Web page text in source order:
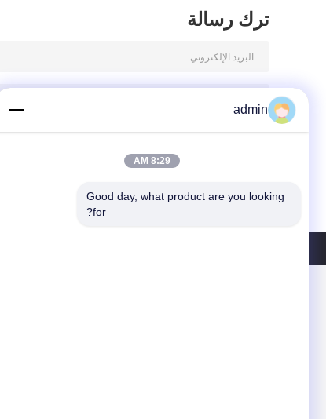
ترك رسالة
admin
8:29 AM
Good day, what product are you looking
for?